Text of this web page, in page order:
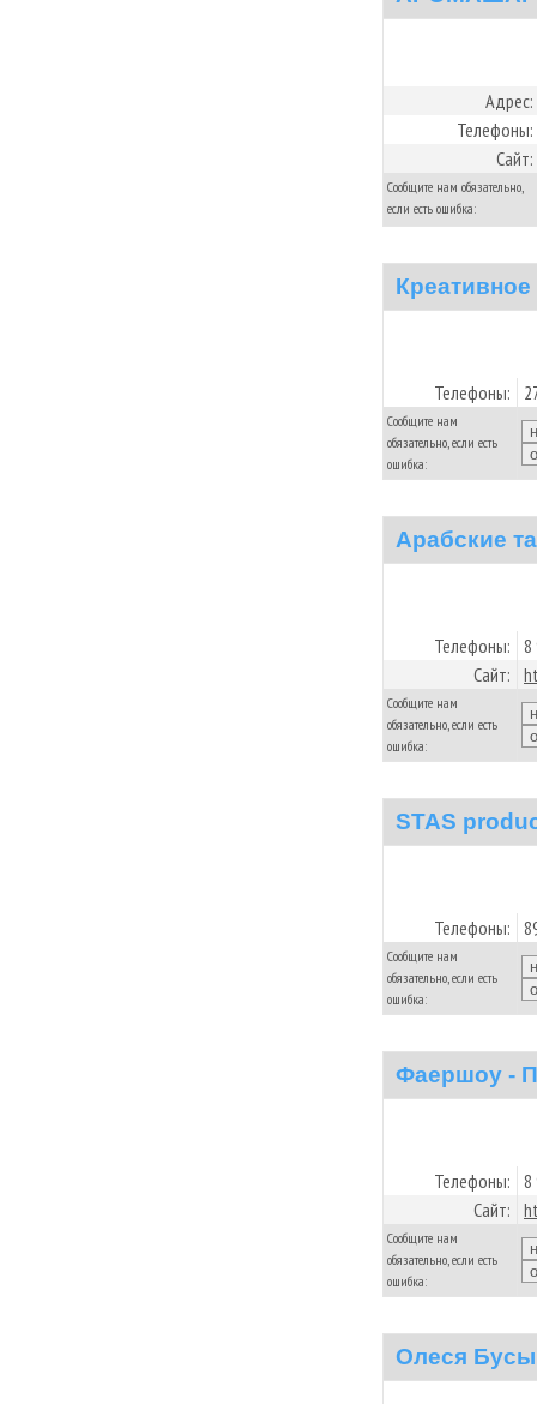
Адрес:
Телефоны:
Сайт:
Сообщите нам обязательно,
если есть ошибка:
Телефоны:
Сообщите нам
обязательно, если есть
ошибка:
Арабские
Телефоны: 8
Сайт:
Сообщите нам
обязательно, если есть
ошибка:
STAS
Телефоны:
Сообщите нам
обязательно, если есть
ошибка:
Фаершоу -
Телефоны: 8
Сайт:
Сообщите нам
обязательно, если есть
ошибка:
Олеся